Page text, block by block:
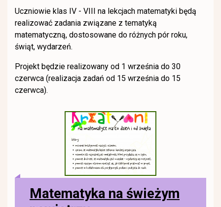
Uczniowie klas IV - VIII na lekcjach matematyki będą
realizować zadania związane z tematyką
matematyczną, dostosowane do różnych pór roku,
świąt, wydarzeń.
Projekt będzie realizowany od 1 września do 30
czerwca (realizacja zadań od 15 września do 15
czerwca).
Matematyka na świeżym